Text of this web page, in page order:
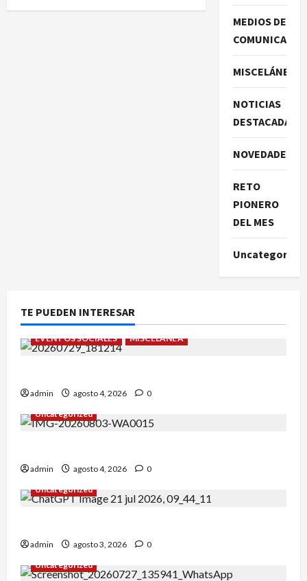
MEDIOS DE
MISCELÁNEA
NOTICIAS
DESTACADAS
NOVEDADES
RETO
PIONERO
DEL MES
Uncategorized
TE PUEDEN INTERESAR
EVENTOS SOCIALES MISCELÁNEA
admin agosto 4, 2026
0
Uncategorized
admin agosto 4, 2026
0
Uncategorized
admin agosto 3, 2026
0
Uncategorized